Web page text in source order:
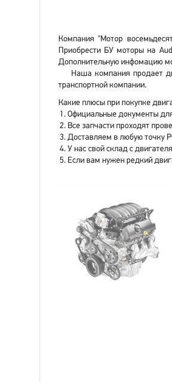
Компания "Мотор
Приобрести БУ моторы на
Дополнительную инфомацию
Наша компания продает
транспортной компании.
Какие плюсы при покупке
Официальные документы
Все запчасти проходят
Доставляем в любую точку
У нас свой склад с
Если вам нужен редкий